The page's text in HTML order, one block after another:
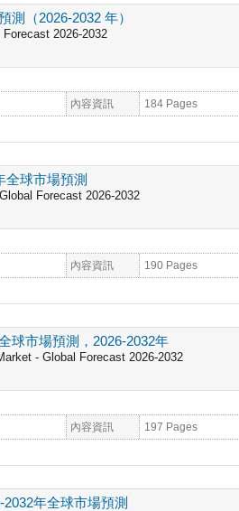
測（2026-2032 年）
2026-2032
內容資訊 184 Pages
全球市場預測
Forecast 2026-2032
內容資訊 190 Pages
球市場預測，2026-2032年
- Global Forecast 2026-2032
內容資訊 197 Pages
年全球市場預測